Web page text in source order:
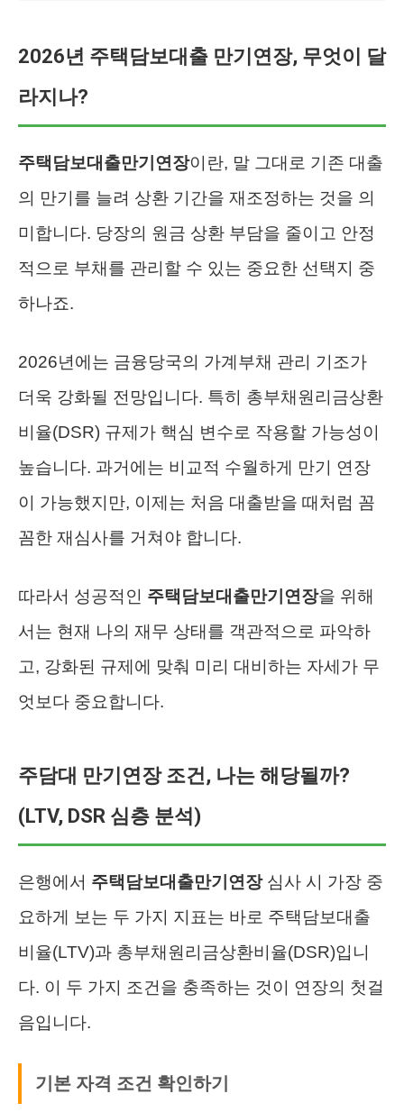
2026년 주택담보대출 만기연장, 무엇이 달
라지나?
주택담보대출만기연장이란, 말 그대로 기존 대출
의 만기를 늘려 상환 기간을 재조정하는 것을 의
미합니다. 당장의 원금 상환 부담을 줄이고 안정
적으로 부채를 관리할 수 있는 중요한 선택지 중
하나죠.
2026년에는 금융당국의 가계부채 관리 기조가
더욱 강화될 전망입니다. 특히 총부채원리금상환
비율(DSR) 규제가 핵심 변수로 작용할 가능성이
높습니다. 과거에는 비교적 수월하게 만기 연장
이 가능했지만, 이제는 처음 대출받을 때처럼 꼼
꼼한 재심사를 거쳐야 합니다.
따라서 성공적인 주택담보대출만기연장을 위해
서는 현재 나의 재무 상태를 객관적으로 파악하
고, 강화된 규제에 맞춰 미리 대비하는 자세가 무
엇보다 중요합니다.
주담대 만기연장 조건, 나는 해당될까?
(LTV, DSR 심층 분석)
은행에서 주택담보대출만기연장심사 시 가장 중
요하게 보는 두 가지 지표는 바로 주택담보대출
비율(LTV)과 총부채원리금상환비율(DSR)입니
다. 이 두 가지 조건을 충족하는 것이 연장의 첫걸
음입니다.
기본 자격 조건 확인하기